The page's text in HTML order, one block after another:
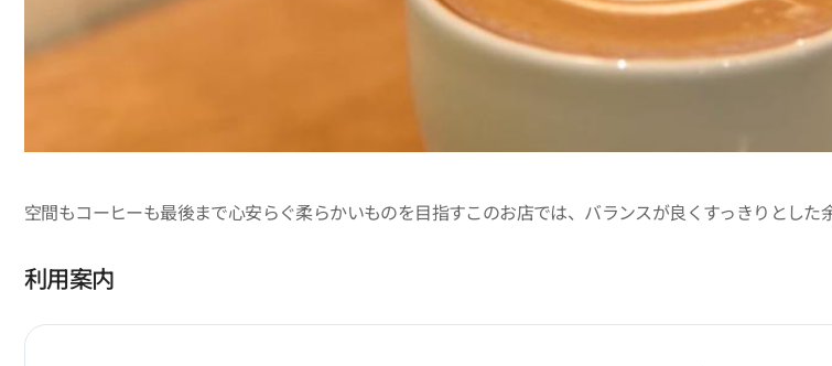
空間もコーヒーも最後まで心安らぐ柔らかいものを目指すこのお店では、バランスが良くすっきりとし
利用案内